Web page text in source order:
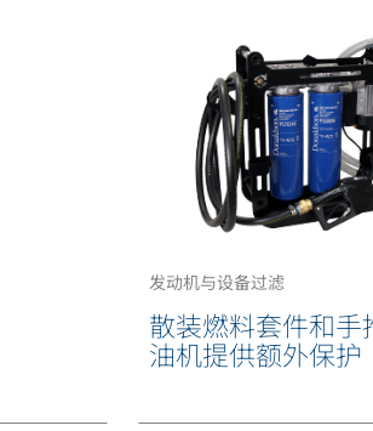
发动机与设备过滤
散装燃料套件和手
油机提供额外保护